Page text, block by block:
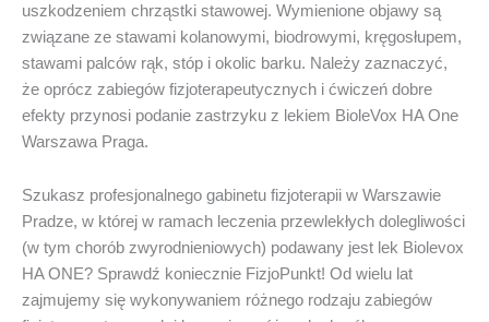
uszkodzeniem chrząstki stawowej. Wymienione objawy są
związane ze stawami kolanowymi, biodrowymi, kręgosłupem,
stawami palców rąk, stóp i okolic barku. Należy zaznaczyć,
że oprócz zabiegów fizjoterapeutycznych i ćwiczeń dobre
efekty przynosi podanie zastrzyku z lekiem BioleVox HA One
Warszawa Praga.
Szukasz profesjonalnego gabinetu fizjoterapii w Warszawie
Pradze, w której w ramach leczenia przewlekłych dolegliwości
(w tym chorób zwyrodnieniowych) podawany jest lek Biolevox
HA ONE? Sprawdź koniecznie FizjoPunkt! Od wielu lat
zajmujemy się wykonywaniem różnego rodzaju zabiegów